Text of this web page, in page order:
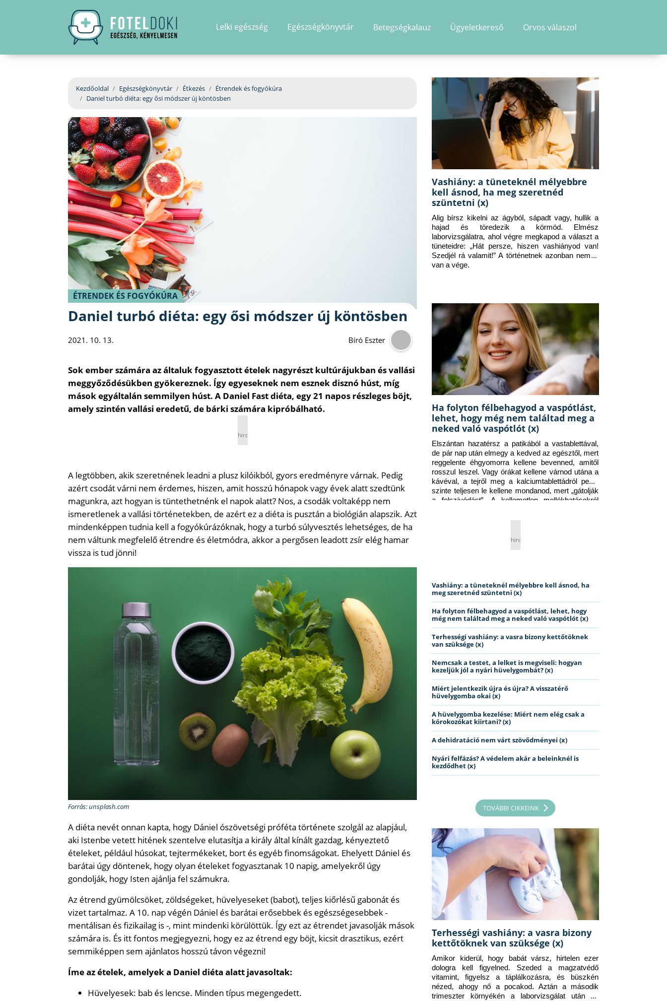
Lelki egészség Egészségkönyvtár Betegségkalauz Ügyeletkereső Orvos válaszol
Kezdőoldal Egészségkönyvtár Étkezés
Étrendek és fogyókúra
Daniel turbó diéta: egy ősi módszer új köntösben
ÉTRENDEK ÉS FOGYÓKÚRA
Daniel turbó diéta: egy ősi módszer új köntösben
2021. 10. 13. Bíró Eszter
Sok ember számára az általuk fogyasztott ételek nagyrészt kultúrájukban és vallási
meggyőződésükben gyökereznek. Így egyeseknek nem esznek disznó húst, míg
mások egyáltalán semmilyen húst. A Daniel Fast diéta, egy 21 napos részleges böjt,
amely szintén vallási eredetű, de bárki számára kipróbálható.
hirdetés
A legtöbben, akik szeretnének leadni a plusz kilóikból, gyors eredményre várnak. Pedig
azért csodát várni nem érdemes, hiszen, amit hosszú hónapok vagy évek alatt szedtünk
magunkra, azt hogyan is tüntethetnénk el napok alatt? Nos, a csodák voltaképp nem
ismeretlenek a vallási történetekben, de azért ez a diéta is pusztán a biológián alapszik. Azt
mindenképpen tudnia kell a fogyókúrázóknak, hogy a turbó súlyvesztés lehetséges, de ha
nem váltunk megfelelő étrendre és életmódra, akkor a pergősen leadott zsír elég hamar
vissza is tud jönni!
Forrás: unsplash.com
A diéta nevét onnan kapta, hogy Dániel ószövetségi próféta története szolgál az alapjául,
aki Istenbe vetett hitének szentelve elutasítja a király által kínált gazdag, kényeztető
ételeket, például húsokat, tejtermékeket, bort és egyéb finomságokat. Ehelyett Dániel és
barátai úgy döntenek, hogy olyan ételeket fogyasztanak 10 napig, amelyekről úgy
gondolják, hogy Isten ajánlja fel számukra.
Az étrend gyümölcsöket, zöldségeket, hüvelyeseket (babot), teljes kiőrlésű gabonát és
vizet tartalmaz. A 10. nap végén Dániel és barátai erősebbek és egészségesebbek -
mentálisan és fizikailag is -, mint mindenki körülöttük. Így ezt az étrendet javasolják mások
számára is. És itt fontos megjegyezni, hogy ez az étrend egy böjt, kicsit drasztikus, ezért
semmiképpen sem ajánlatos hosszú távon végezni!
Íme az ételek, amelyek a Daniel diéta alatt javasoltak:
Hüvelyesek: bab és lencse. Minden típus megengedett.
Vashiány: a tüneteknél mélyebbre
kell ásnod, ha meg szeretnéd
szüntetni (x)
Alig bírsz kikelni az ágyból, sápadt vagy, hullik a
hajad és töredezik a körmöd. Elmész
laborvizsgálatra, ahol végre megkapod a választ a
tüneteidre: „Hát persze, hiszen vashiányod van!
Szedjél rá valamit!” A történetnek azonban nem itt
van a vége.
Ha folyton félbehagyod a vaspótlást,
lehet, hogy még nem találtad meg a
neked való vaspótlót (x)
Elszántan hazatérsz a patikából a vastablettával,
de pár nap után elmegy a kedved az egésztől, mert
reggelente éhgyomorra kellene bevenned, amitől
rosszul leszel. Vagy órákat kellene várnod utána a
kávéval, a tejről meg a kalciumtablettádról pedig
szinte teljesen le kellene mondanod, mert „gátolják
a felszívódást”. A kellemetlen mellékhatásokról
hirdetés
Vashiány: a tüneteknél mélyebbre kell ásnod, ha
meg szeretnéd szüntetni (x)
Ha folyton félbehagyod a vaspótlást, lehet, hogy
még nem találtad meg a neked való vaspótlót (x)
Terhességi vashiány: a vasra bizony kettőtöknek
van szüksége (x)
Nemcsak a testet, a lelket is megviseli: hogyan
kezeljük jól a nyári hüvelygombát? (x)
Miért jelentkezik újra és újra? A visszatérő
hüvelygomba okai (x)
A hüvelygomba kezelése: Miért nem elég csak a
kórokozókat kiirtani? (x)
A dehidratáció nem várt szövődményei (x)
Nyári felfázás? A védelem akár a beleinknél is
kezdődhet (x)
TOVÁBBI CIKKEINK
Terhességi vashiány: a vasra bizony
kettőtöknek van szüksége (x)
Amikor kiderül, hogy babát vársz, hirtelen ezer
dologra kell figyelned. Szeded a magzatvédő
vitamint, figyelsz a táplálkozásra, és büszkén
nézed, ahogy nő a pocakod. Aztán a második
trimeszter környékén a laborvizsgálat után az